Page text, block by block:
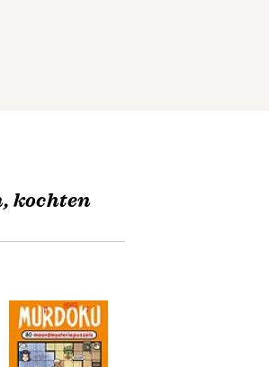
kochten